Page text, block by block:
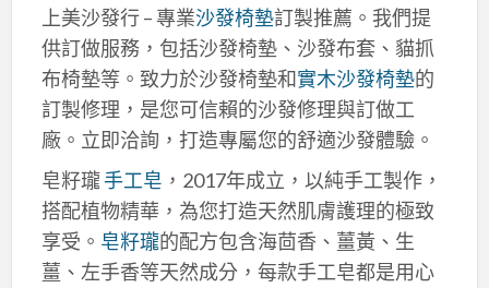
上美沙發行 – 專業沙發椅墊訂製推薦。我們提
供訂做服務，包括沙發椅墊、沙發布套、貓抓
布椅墊等。致力於沙發椅墊和實木沙發椅墊的
訂製修理，是您可信賴的沙發修理與訂做工
廠。立即洽詢，打造專屬您的舒適沙發體驗。
皂籽瓏手工皂 ，2017年成立，以純手工製作，
搭配植物精華，為您打造天然肌膚護理的極致
享受。 皂籽瓏的配方包含海茴香、薑黃、生
薑、左手香等天然成分，每款手工皂都是用心